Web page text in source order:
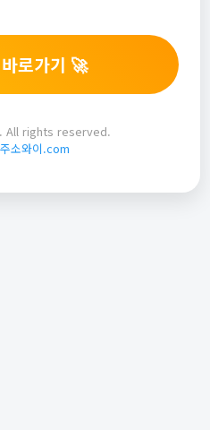
로가기 🚀
All rights reserved.
주소와이.com